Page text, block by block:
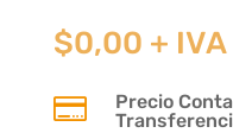
$0,00 + IVA

Precio